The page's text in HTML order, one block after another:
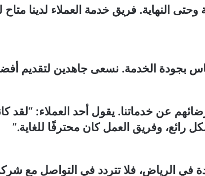
وحتى النهاية. فريق خدمة العملاء لدينا
بجودة الخدمة. نسعى جاهدين لتقديم
عن خدماتنا. يقول أحد العملاء: “لقد
رائع، وفريق العمل كان محترفًا للغاية.”
في الرياض، فلا تتردد في التواصل مع